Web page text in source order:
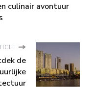
culinair avontuur
de